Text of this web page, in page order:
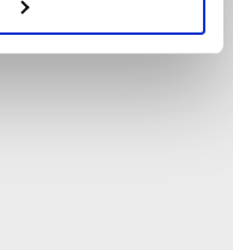
ve bu noktada,
noktasında tek gelir